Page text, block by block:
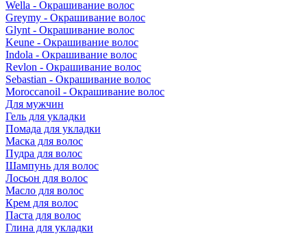
Wella - Окрашивание волос
Greymy - Окрашивание волос
Glynt - Окрашивание волос
Keune - Окрашивание волос
Indola - Окрашивание волос
Revlon - Окрашивание волос
Sebastian - Окрашивание волос
Moroccanoil - Окрашивание волос
Для мужчин
Гель для укладки
Помада для укладки
Маска для волос
Пудра для волос
Шампунь для волос
Лосьон для волос
Масло для волос
Крем для волос
Паста для волос
Глина для укладки